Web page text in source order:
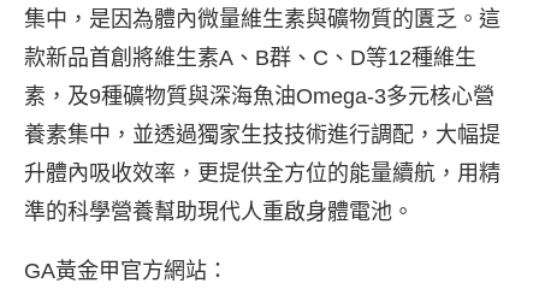
集中，是因為體內微量維生素與礦物質的匱乏。這
款新品首創將維生素A、B群、C、D等12種維生
素，及9種礦物質與深海魚油Omega-3多元核心營
養素集中，並透過獨家生技技術進行調配，大幅提
升體內吸收效率，更提供全方位的能量續航，用精
準的科學營養幫助現代人重啟身體電池。
GA黃金甲官方網站：